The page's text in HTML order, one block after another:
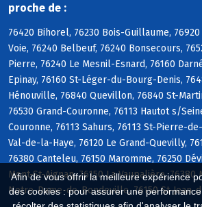
Afin de vous offrir la meilleure expérience
des cookies : pour assurer une
proche de :
76420 Bihorel, 76230 Bois-Guillaume,
Voie, 76240 Belbeuf, 76240 Bonsecours,
Pierre, 76240 Le Mesnil-Esnard, 76160
Epinay, 76160 St-Léger-du-Bourg-Denis,
Hénouville, 76840 Quevillon, 76840 St-
76530 Grand-Couronne, 76113 Hautot s/
Couronne, 76113 Sahurs, 76113 St-Pierre-
Val-de-la-Haye, 76120 Le Grand-Quevilly,
76380 Canteleu, 76150 Maromme, 76250
Mont-St-Aignan, 76150 La Vaupalière, 76380
Notre-Dame-de-Bondeville, 76150 St-Jean-